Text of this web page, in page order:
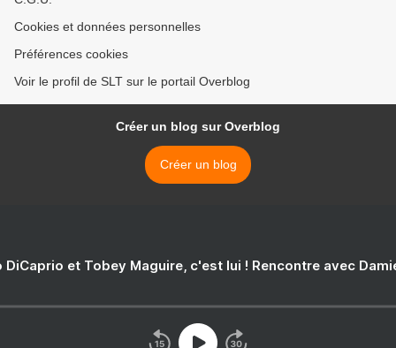
Cookies et données personnelles
Préférences cookies
Voir le profil de SLT sur le portail Overblog
Créer un blog sur Overblog
Créer un blog
DiCaprio et Tobey Maguire, c'est lui ! Rencontre avec